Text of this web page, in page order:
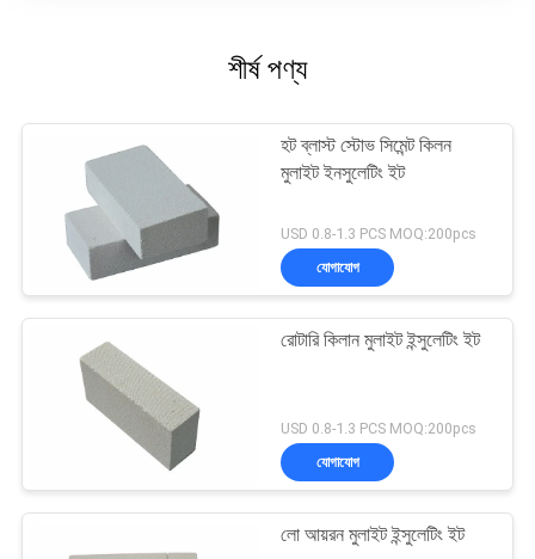
শীর্ষ পণ্য
হট ব্লাস্ট স্টোভ সিমেন্ট কিলন
মুলাইট ইনসুলেটিং ইট
USD 0.8-1.3 PCS MOQ:200pcs
যোগাযোগ
রোটারি কিলান মুলাইট ইন্সুলেটিং ইট
USD 0.8-1.3 PCS MOQ:200pcs
যোগাযোগ
লো আয়রন মুলাইট ইন্সুলেটিং ইট